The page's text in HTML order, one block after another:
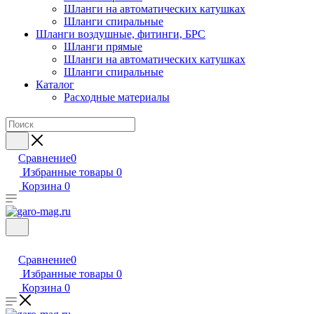
Шланги на автоматических катушках
Шланги спиральные
Шланги воздушные, фитинги, БРС
Шланги прямые
Шланги на автоматических катушках
Шланги спиральные
Каталог
Расходные материалы
Сравнение0
Избранные товары 0
Корзина 0
Сравнение0
Избранные товары 0
Корзина 0